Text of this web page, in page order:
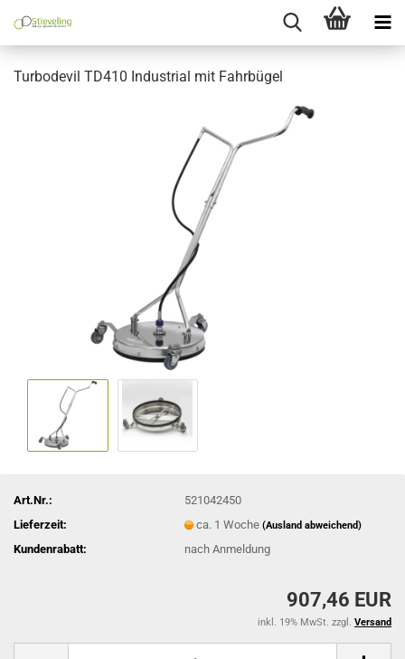
Turbodevil TD410 Industrial mit Fahrbügel
Art.Nr.:
521042450
Lieferzeit:
ca. 1 Woche(Ausland abweichend)
Kundenrabatt: nach Anmeldung
907,46 EUR
inkl. 19% MwSt. zzgl. Versand